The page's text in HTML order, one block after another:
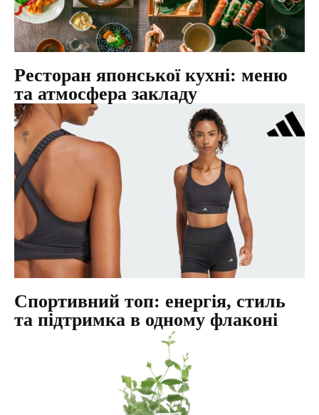
Ресторан японської кухні: меню
та атмосфера закладу
Спортивний топ: енергія, стиль
та підтримка в одному флаконі